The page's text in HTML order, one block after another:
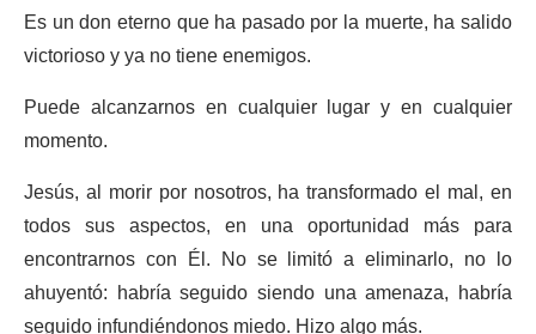
Es un don eterno que ha pasado por la muerte, ha salido
victorioso y ya no tiene enemigos.
Puede alcanzarnos en cualquier lugar y en cualquier
momento.
Jesús, al morir por nosotros, ha transformado el mal, en
todos sus aspectos, en una oportunidad más para
encontrarnos con Él. No se limitó a eliminarlo, no lo
ahuyentó: habría seguido siendo una amenaza, habría